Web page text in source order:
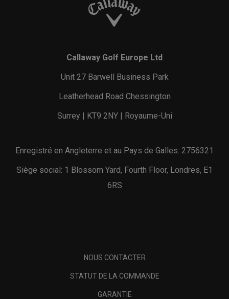
Callaway Golf Europe Ltd
Unit 27 Barwell Business Park
Leatherhead Road Chessington
Surrey | KT9 2NY | Royaume-Uni
Enregistré en Angleterre et au Pays de Galles: 2756321
Siège social: 1 Blossom Yard, Fourth Floor, Londres, E1
6RS
NOUS CONTACTER
STATUT DE LA COMMANDE
GARANTIE